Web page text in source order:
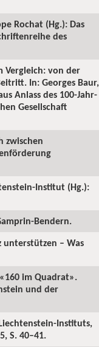
Rochat (Hg.): Das
des
Vergleich: von der
In: Georges Baur,
Anlass des 100-Jahr-
Gesellschaft
zwischen
Institut (Hg.):
Bendern.
unterstützen – Was
im Quadrat».
und der
Instituts,
S. 40–41.